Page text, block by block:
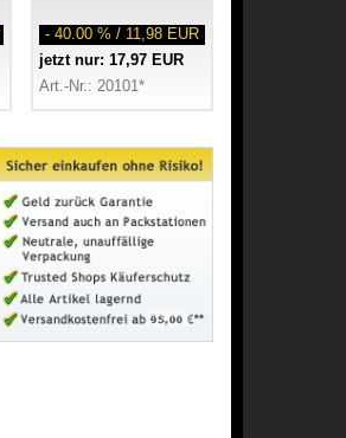
- 40.00 % / 11,98 EUR
jetzt nur: 17,97 EUR
Art.-Nr.: 20101*